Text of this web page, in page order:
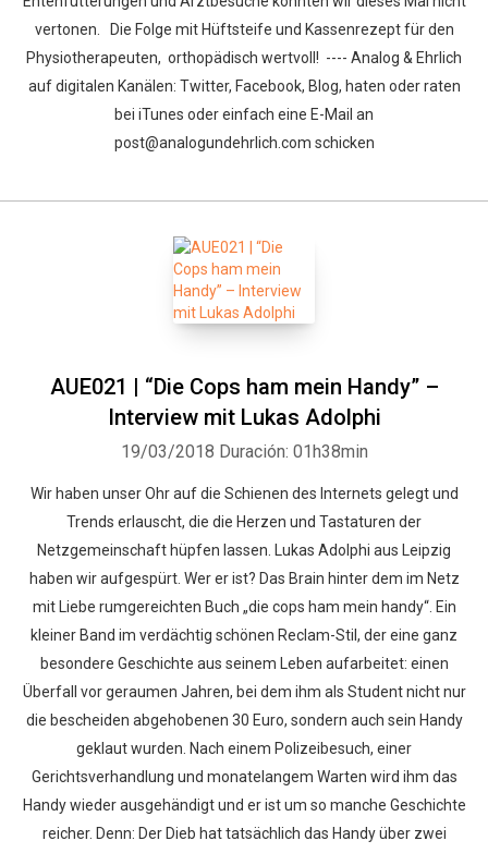
vertonen. Die Folge mit Hüftsteife und Kassenrezept für den
Physiotherapeuten, orthopädisch wertvoll! ---- Analog & Ehrlich
auf digitalen Kanälen: Twitter, Facebook, Blog, haten oder raten
bei iTunes oder einfach eine E-Mail an
post@analogundehrlich.com schicken
AUE021 | “Die Cops ham mein Handy” –
Interview mit Lukas Adolphi
19/03/2018 Duración: 01h38min
Wir haben unser Ohr auf die Schienen des Internets gelegt und
Trends erlauscht, die die Herzen und Tastaturen der
Netzgemeinschaft hüpfen lassen. Lukas Adolphi aus Leipzig
haben wir aufgespürt. Wer er ist? Das Brain hinter dem im Netz
mit Liebe rumgereichten Buch „die cops ham mein handy“. Ein
kleiner Band im verdächtig schönen Reclam-Stil, der eine ganz
besondere Geschichte aus seinem Leben aufarbeitet: einen
Überfall vor geraumen Jahren, bei dem ihm als Student nicht nur
die bescheiden abgehobenen 30 Euro, sondern auch sein Handy
geklaut wurden. Nach einem Polizeibesuch, einer
Gerichtsverhandlung und monatelangem Warten wird ihm das
Handy wieder ausgehändigt und er ist um so manche Geschichte
reicher. Denn: Der Dieb hat tatsächlich das Handy über zwei